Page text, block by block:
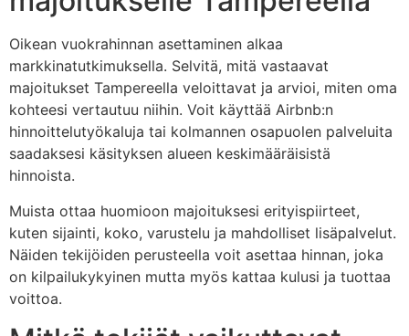
Oikean vuokrahinnan asettaminen alkaa
markkinatutkimuksella. Selvitä, mitä vastaavat
majoitukset Tampereella veloittavat ja arvioi, miten oma
kohteesi vertautuu niihin. Voit käyttää Airbnb:n
hinnoittelutyökaluja tai kolmannen osapuolen palveluita
saadaksesi käsityksen alueen keskimääräisistä
hinnoista.
Muista ottaa huomioon majoituksesi erityispiirteet,
kuten sijainti, koko, varustelu ja mahdolliset lisäpalvelut.
Näiden tekijöiden perusteella voit asettaa hinnan, joka
on kilpailukykyinen mutta myös kattaa kulusi ja tuottaa
voittoa.